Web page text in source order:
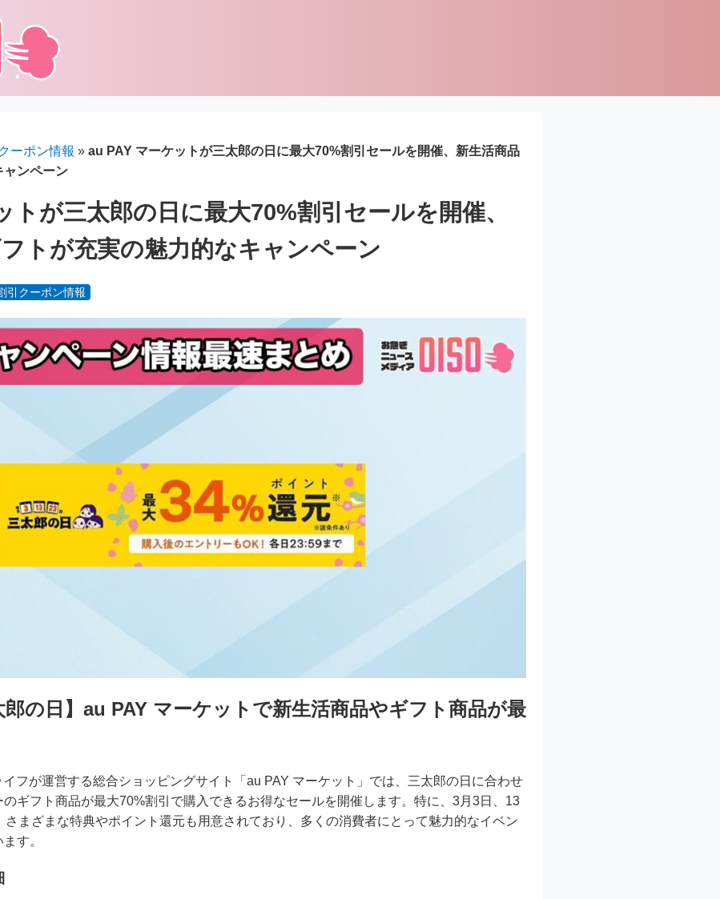
ーポン情報 » au PAY マーケットが三太郎の日に最大70%割引セールを開催、新生活商品
ャンペーン
トが三太郎の日に最大70%割引セールを開催、
トが充実の魅力的なキャンペーン
引クーポン情報
郎の日】au PAY マーケットで新生活商品やギフト商品が最
フが運営する総合ショッピングサイト「au PAY マーケット」では、三太郎の日に合わせ
ギフト商品が最大70%割引で購入できるお得なセールを開催します。特に、3月3日、13
さまざまな特典やポイント還元も用意されており、多くの消費者にとって魅力的なイベン
す。